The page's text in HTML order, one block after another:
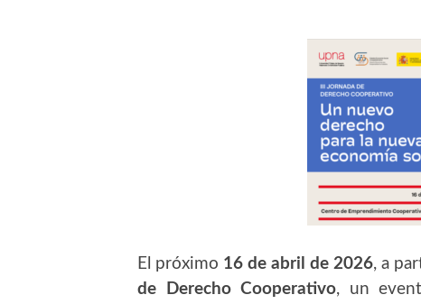
El próximo 16 de abril de 2026, a
de Derecho Cooperativo, un